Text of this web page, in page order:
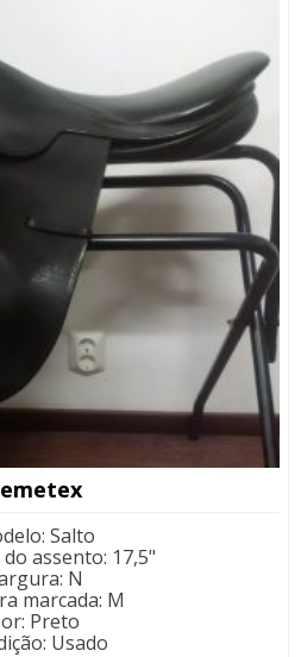
: Salto
assento: 17,5"
: N
marcada: M
: Preto
: Usado